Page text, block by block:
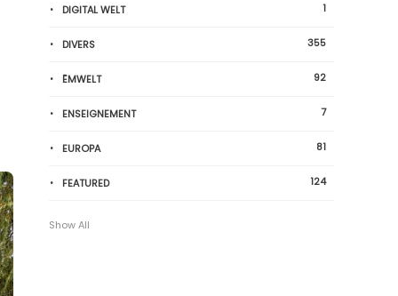
DIGITAL WELT 1
DIVERS 355
ËMWELT 92
ENSEIGNEMENT 7
EUROPA 81
FEATURED 124
Show All